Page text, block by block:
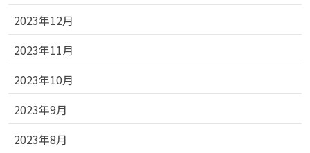
2023年12月
2023年11月
2023年10月
2023年9月
2023年8月